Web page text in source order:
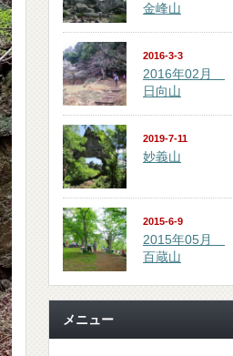
金峰山
2016-3-3
2016年02月
日向山
2019-7-11
妙義山
2015-6-9
2015年05月
百蔵山
メニュー